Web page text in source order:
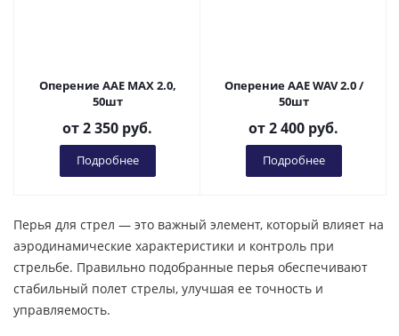
Оперение AAE MAX 2.0,
50шт
от2 350 руб.
Подробнее
Оперение AAE WAV 2.0 /
50шт
от2 400 руб.
Подробнее
Перья для стрел — это важный элемент, который влияет на
аэродинамические характеристики и контроль при
стрельбе. Правильно подобранные перья обеспечивают
стабильный полет стрелы, улучшая ее точность и
управляемость.